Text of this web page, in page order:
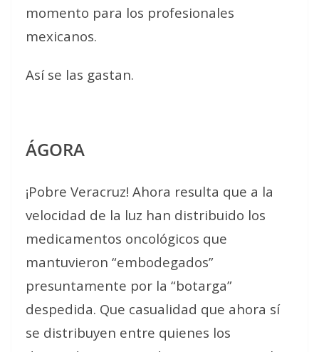
momento para los profesionales
mexicanos.
Así se las gastan.
ÁGORA
¡Pobre Veracruz! Ahora resulta que a la
velocidad de la luz han distribuido los
medicamentos oncológicos que
mantuvieron “embodegados”
presuntamente por la “botarga”
despedida. Que casualidad que ahora sí
se distribuyen entre quienes los